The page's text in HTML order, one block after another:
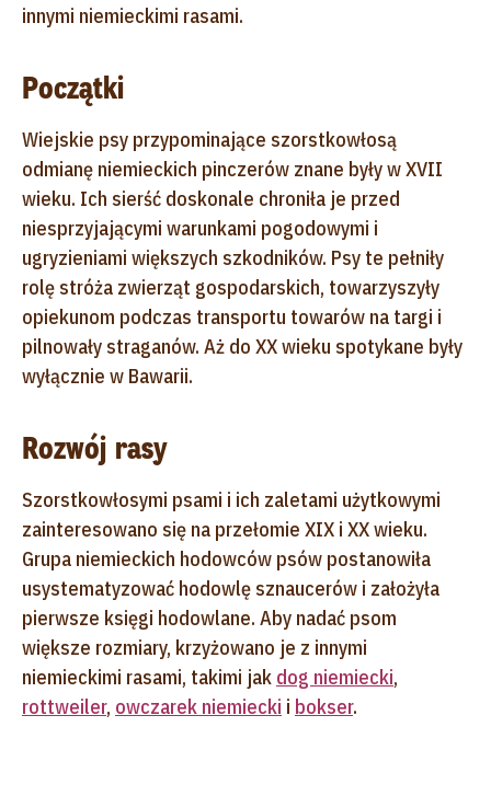
innymi niemieckimi rasami.
Początki
Wiejskie psy przypominające szorstkowłosą
odmianę niemieckich pinczerów znane były w XVII
wieku. Ich sierść doskonale chroniła je przed
niesprzyjającymi warunkami pogodowymi i
ugryzieniami większych szkodników. Psy te pełniły
rolę stróża zwierząt gospodarskich, towarzyszyły
opiekunom podczas transportu towarów na targi i
pilnowały straganów. Aż do XX wieku spotykane były
wyłącznie w Bawarii.
Rozwój rasy
Szorstkowłosymi psami i ich zaletami użytkowymi
zainteresowano się na przełomie XIX i XX wieku.
Grupa niemieckich hodowców psów postanowiła
usystematyzować hodowlę sznaucerów i założyła
pierwsze księgi hodowlane. Aby nadać psom
większe rozmiary, krzyżowano je z innymi
niemieckimi rasami, takimi jak dog niemiecki,
rottweiler, owczarek niemiecki i bokser.